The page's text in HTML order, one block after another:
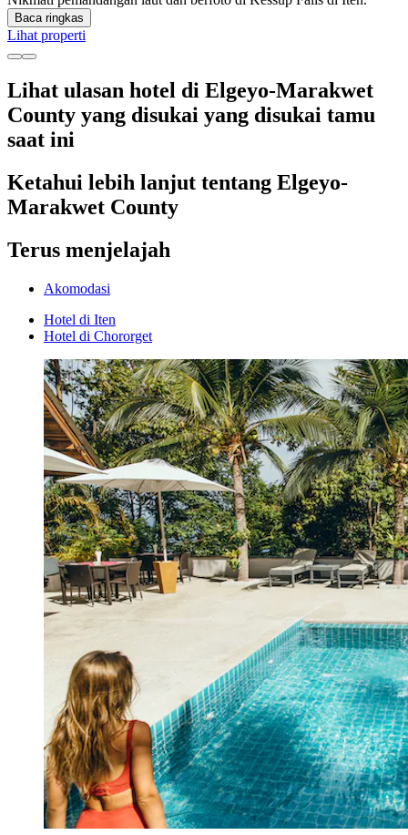
Baca ringkas
Lihat properti
Lihat ulasan hotel di Elgeyo-Marakwet
County yang disukai yang disukai tamu
saat ini
Ketahui lebih lanjut tentang Elgeyo-
Marakwet County
Terus menjelajah
Akomodasi
Hotel di Iten
Hotel di Chororget